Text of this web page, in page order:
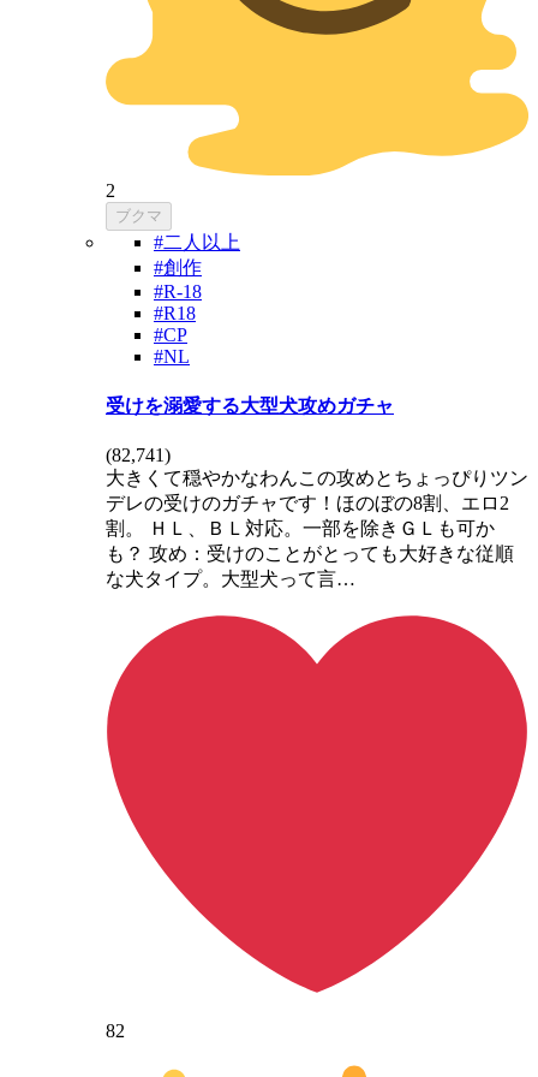
2
ブクマ
#二人以上
#創作
#R-18
#R18
#CP
#NL
受けを溺愛する大型犬攻めガチャ
(82,741)
大きくて穏やかなわんこの攻めとちょっぴりツン
デレの受けのガチャです！ほのぼの8割、エロ2
割。 ＨＬ、ＢＬ対応。一部を除きＧＬも可か
も？ 攻め：受けのことがとっても大好きな従順
な犬タイプ。大型犬って言…
82